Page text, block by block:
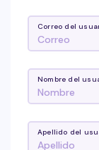
Correo del
Nombre del
Apellido del